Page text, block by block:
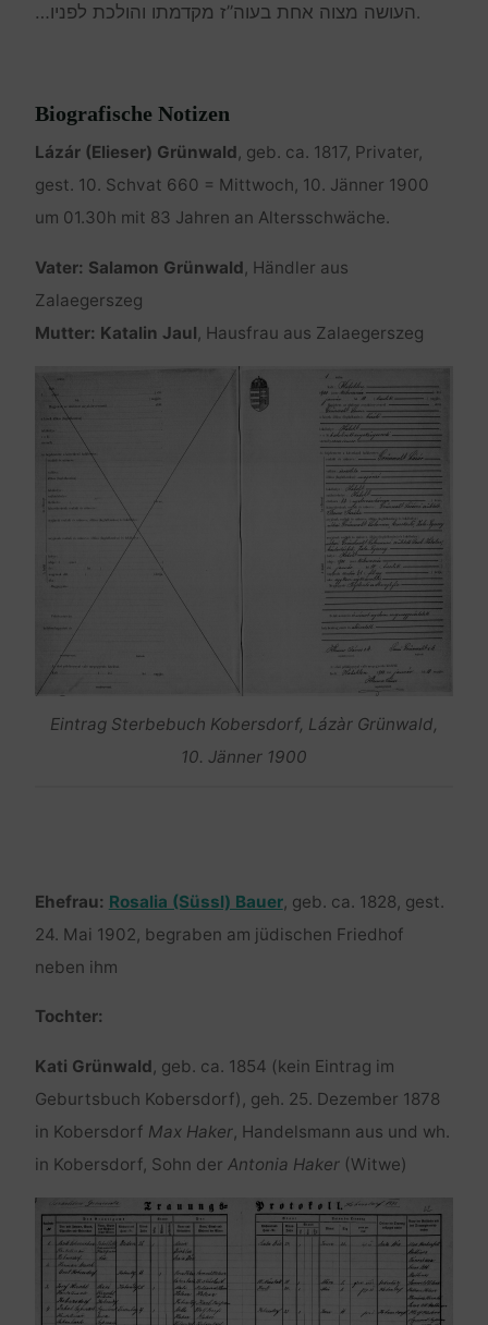
העושה מצוה אחת בעוה”ז מקדמתו והולכת לפניו….
Biografische Notizen
Lázár (Elieser) Grünwald, geb. ca. 1817, Privater,
gest. 10. Schvat 660 = Mittwoch, 10. Jänner 1900
um 01.30h mit 83 Jahren an Altersschwäche.
Vater: Salamon Grünwald, Händler aus
Zalaegerszeg
Mutter: Katalin Jaul, Hausfrau aus Zalaegerszeg
Eintrag Sterbebuch Kobersdorf, Lázàr Grünwald,
10. Jänner 1900
Ehefrau: Rosalia (Süssl) Bauer, geb. ca. 1828, gest.
24. Mai 1902, begraben am jüdischen Friedhof
neben ihm
Tochter:
Kati Grünwald, geb. ca. 1854 (kein Eintrag im
Geburtsbuch Kobersdorf), geh. 25. Dezember 1878
in Kobersdorf Max Haker, Handelsmann aus und wh.
in Kobersdorf, Sohn der Antonia Haker(Witwe)